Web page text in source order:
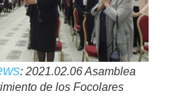
: 2021.02.06 Asamblea
de los Focolares